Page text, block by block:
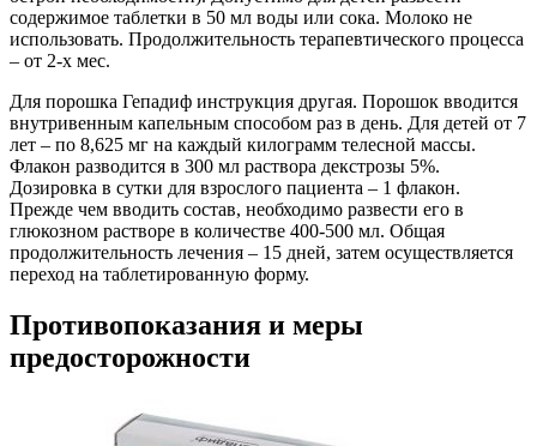
содержимое таблетки в 50 мл воды или сока. Молоко не
использовать. Продолжительность терапевтического процесса
– от 2-х мес.
Для порошка Гепадиф инструкция другая. Порошок вводится
внутривенным капельным способом раз в день. Для детей от 7
лет – по 8,625 мг на каждый килограмм телесной массы.
Флакон разводится в 300 мл раствора декстрозы 5%.
Дозировка в сутки для взрослого пациента – 1 флакон.
Прежде чем вводить состав, необходимо развести его в
глюкозном растворе в количестве 400-500 мл. Общая
продолжительность лечения – 15 дней, затем осуществляется
переход на таблетированную форму.
Противопоказания и меры
предосторожности